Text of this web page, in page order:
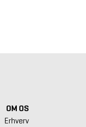
OM OS
Erhverv